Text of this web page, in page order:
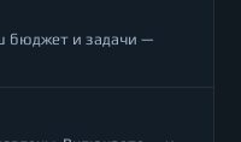
бюджет и задачи —